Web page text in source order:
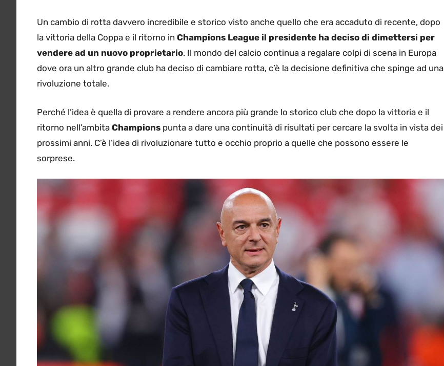
Un cambio di rotta davvero incredibile e storico visto anche quello che era accaduto di recente, dopo
la vittoria della Coppa e il ritorno in Champions League il presidente ha deciso di dimettersi per
vendere ad un nuovo proprietario. Il mondo del calcio continua a regalare colpi di scena in Europa
dove ora un altro grande club ha deciso di cambiare rotta, c’è la decisione definitiva che spinge ad una
rivoluzione totale.
Perché l’idea è quella di provare a rendere ancora più grande lo storico club che dopo la vittoria e il
ritorno nell’ambita Champions punta a dare una continuità di risultati per cercare la svolta in vista dei
prossimi anni. C’è l’idea di rivoluzionare tutto e occhio proprio a quelle che possono essere le
sorprese.